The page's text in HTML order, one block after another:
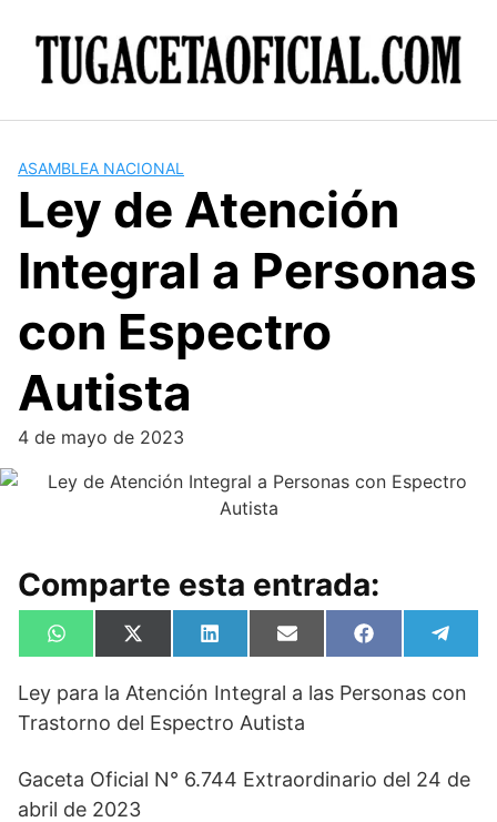
ASAMBLEA NACIONAL
Ley de Atención
Integral a Personas
con Espectro
Autista
4 de mayo de 2023
Comparte esta entrada:
Compartir
en
W
h
t
A
Compartir
en
X
(
w
i
t
r
Compartir
en
L
i
k
d
Compartir
en
E
m
i
Compartir
en
F
a
e
en
e
e
Ley para la Atención Integral a las Personas con
Trastorno del Espectro Autista
Gaceta Oficial N° 6.744 Extraordinario del 24 de
abril de 2023